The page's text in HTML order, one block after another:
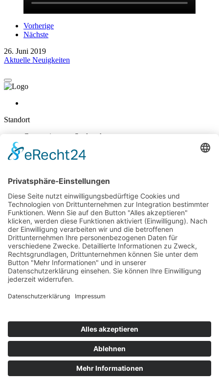
Vorherige
Nächste
26. Juni 2019
Aktuelle Neuigkeiten
Standort
Gymnasium am Stadtpark
47829 Krefeld
02151 - 362040
Sekretariat
Mo-Do: 7:45 – 14:30 Uhr
Fr: 7:45-14:00
Kontakt & Info
Kontakt
Anfahrt
Datenschutz